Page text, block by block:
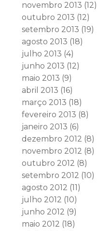
novembro 2013 (12)
outubro 2013 (12)
setembro 2013 (19)
agosto 2013 (18)
julho 2013 (4)
junho 2013 (12)
maio 2013 (9)
abril 2013 (16)
março 2013 (18)
fevereiro 2013 (8)
janeiro 2013 (6)
dezembro 2012 (8)
novembro 2012 (8)
outubro 2012 (8)
setembro 2012 (10)
agosto 2012 (11)
julho 2012 (10)
junho 2012 (9)
maio 2012 (18)